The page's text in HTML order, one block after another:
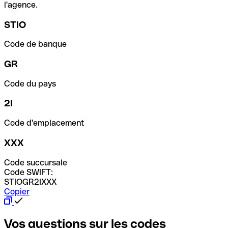
l'agence.
STIO
Code de banque
GR
Code du pays
2I
Code d'emplacement
XXX
Code succursale
Code SWIFT:
STIOGR2IXXX
Copier
Vos questions sur les codes